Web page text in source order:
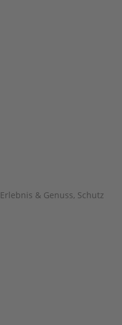
Erlebnis & Genuss, Schutz